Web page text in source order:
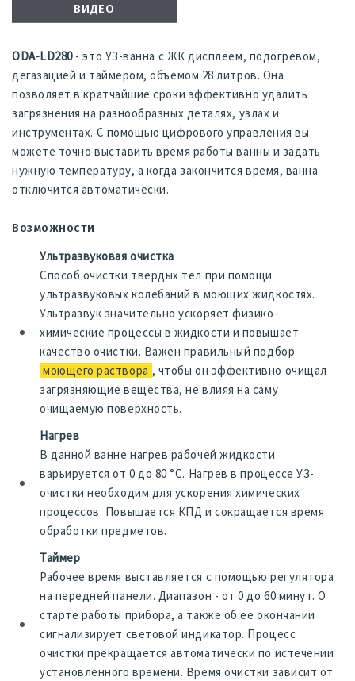
ВИДЕО
ODA-LD280- это УЗ-ванна с ЖК дисплеем, подогревом,
дегазацией и таймером, объемом 28 литров. Она
позволяет в кратчайшие сроки эффективно удалить
загрязнения на разнообразных деталях, узлах и
инструментах. С помощью цифрового управления вы
можете точно выставить время работы ванны и задать
нужную температуру, а когда закончится время, ванна
отключится автоматически.
Возможности
Ультразвуковая очистка
Способ очистки твёрдых тел при помощи
ультразвуковых колебаний в моющих жидкостях.
Ультразвук значительно ускоряет физико-
химические процессы в жидкости и повышает
качество очистки. Важен правильный подбор
моющего раствора , чтобы он эффективно очищал
загрязняющие вещества, не влияя на саму
очищаемую поверхность.
Нагрев
В данной ванне нагрев рабочей жидкости
варьируется от 0 до 80 °С. Нагрев в процессе УЗ-
очистки необходим для ускорения химических
процессов. Повышается КПД и сокращается время
обработки предметов.
Таймер
Рабочее время выставляется с помощью регулятора
на передней панели. Диапазон - от 0 до 60 минут. О
старте работы прибора, а также об ее окончании
сигнализирует световой индикатор. Процесс
очистки прекращается автоматически по истечении
установленного времени. Время очистки зависит от